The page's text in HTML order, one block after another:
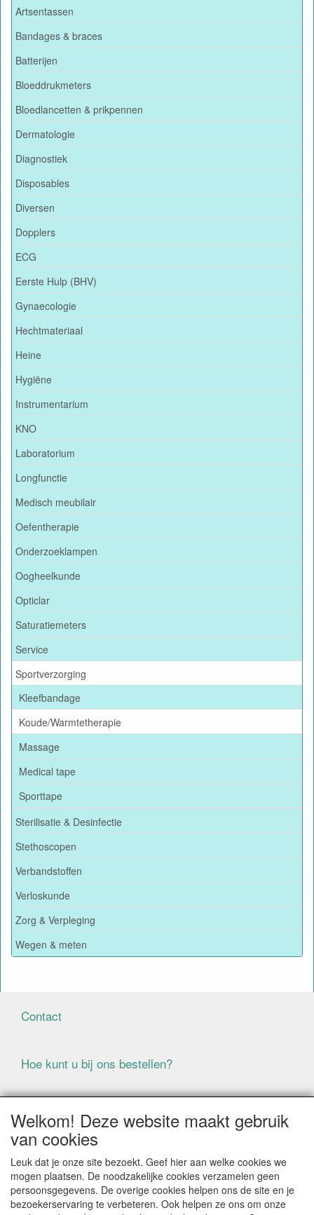
Artsentassen
Bandages & braces
Batterijen
Bloeddrukmeters
Bloedlancetten & prikpennen
Dermatologie
Diagnostiek
Disposables
Diversen
Dopplers
ECG
Eerste Hulp (BHV)
Gynaecologie
Hechtmateriaal
Heine
Hygiëne
Instrumentarium
KNO
Laboratorium
Longfunctie
Medisch meubilair
Oefentherapie
Onderzoeklampen
Oogheelkunde
Opticlar
Saturatiemeters
Service
Sportverzorging
Kleefbandage
Koude/Warmtetherapie
Massage
Medical tape
Sporttape
Sterilisatie & Desinfectie
Stethoscopen
Verbandstoffen
Verloskunde
Zorg & Verpleging
Wegen & meten
Contact
Hoe kunt u bij ons bestellen?
Voorwaarden
BIJ BESTELLINGEN ONDER DE € 125,00 EXCLUSIEF BTW
BRENGEN WIJ IN NEDERLAND € 5,87 VERZENDKOSTEN
IN REKENING (BELGIË € 9,09). VERZENDKOSTEN
WORDEN VERWIJDERD BIJ BESTELLING BOVEN DE €
Welkom! Deze website maakt gebruik
van cookies
Leuk dat je onze site bezoekt. Geef hier aan welke cookies we
mogen plaatsen. De noodzakelijke cookies verzamelen geen
persoonsgegevens. De overige cookies helpen ons de site en je
bezoekerservaring te verbeteren. Ook helpen ze ons om onze